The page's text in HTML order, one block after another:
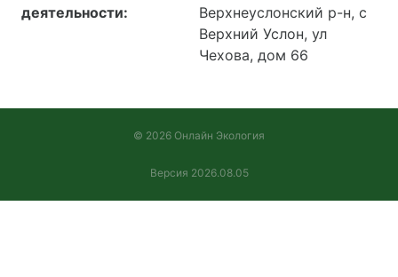
деятельности:
Верхнеуслонский р-н, с
Верхний Услон, ул
Чехова, дом 66
© 2026 Онлайн Экология
Версия 2026.08.05